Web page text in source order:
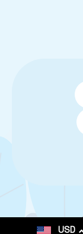
USD